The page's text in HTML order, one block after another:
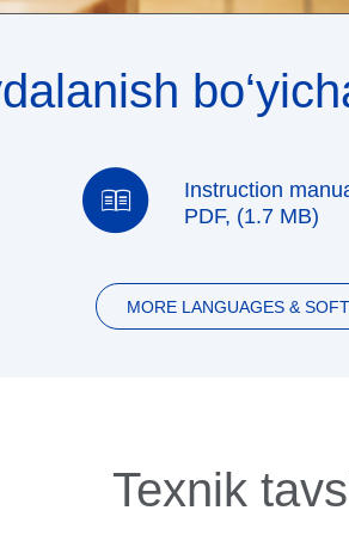
Instruction
PDF, (1.7 MB)
MORE LANGUAGES &
Texnik